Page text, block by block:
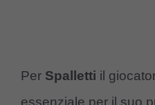
Per Spalletti il
essenziale per il suo